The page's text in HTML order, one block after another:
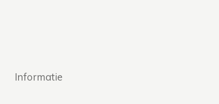
Informatie